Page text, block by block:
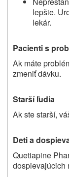
lepšie.
lekár.
Pacienti s
Ak máte
zmeniť dávku.
Starší ľudia
Ak ste starší,
Deti a
Quetiapine
dospievajúcich